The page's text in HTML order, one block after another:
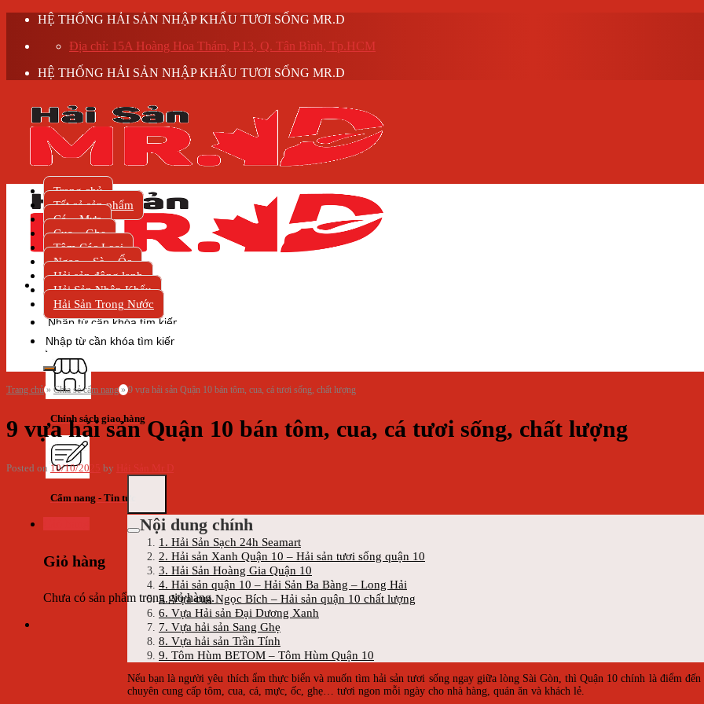
Skip
content
HỆ THỐNG HẢI SẢN NHẬP KHẨU TƯƠI SỐNG MR.D
Địa chỉ: 15A Hoàng Hoa Thám, P.13, Q. Tân Bình, Tp.HCM
HỆ THỐNG HẢI SẢN NHẬP KHẨU TƯƠI SỐNG MR.D
Tìm
kiếm:
Chính sách giao hàng
Cẩm nang - Tin tức
Giỏ hàng
Chưa có sản phẩm trong giỏ hàng.
Trang chủ
Tất cả sản phẩm
Cá – Mực
Cua – Ghẹ
Tôm Các Loại
Ngao – Sò – Ốc
Hải sản đông lạnh
Hải Sản Nhập Khẩu
Hải Sản Trong Nước
Tìm
kiếm:
Trang chủ» Chia sẻ cẩm nang»9 vựa hải sản Quận 10 bán tôm, cua, cá tươi sống, chất lượng
9 vựa hải sản Quận 10 bán tôm, cua, cá tươi sống, chất lượng
Posted on 10/10/2025 by
Nội dung chính
1. Hải Sản Sạch 24h Seamart
2. Hải sản Xanh Quận 10 – Hải sản tươi sống quận 10
3. Hải Sản Hoàng Gia Quận 10
4. Hải sản quận 10 – Hải Sản Ba Bàng – Long Hải
5. Vựa cua Ngọc Bích – Hải sản quận 10 chất lượng
6. Vựa Hải sản Đại Dương Xanh
7. Vựa hải sản Sang Ghẹ
8. Vựa hải sản Trần Tính
9. Tôm Hùm BETOM – Tôm Hùm Quận 10
Nếu bạn là người yêu thích ẩm thực biển và muốn tìm hải sản tươi sống ngay giữa lòng Sài Gòn, thì Quận 10 chính là điểm
chuyên cung cấp tôm, cua, cá, mực, ốc, ghẹ… tươi ngon mỗi ngày cho nhà hàng, quán ăn và khách lẻ.